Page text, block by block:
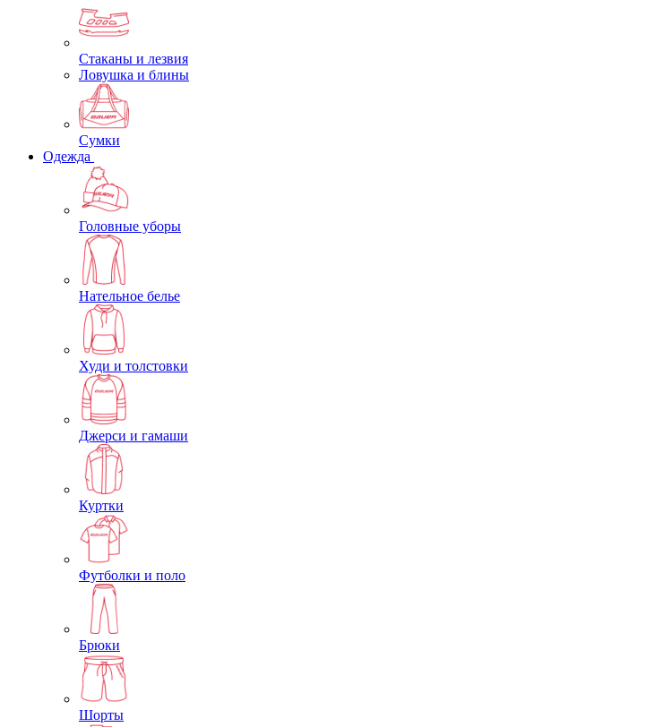
Стаканы и лезвия
Ловушка и блины
Сумки
Одежда
Головные уборы
Нательное белье
Худи и толстовки
Джерси и гамаши
Куртки
Футболки и поло
Брюки
Шорты